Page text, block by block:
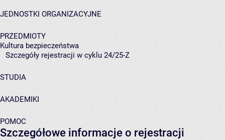
JEDNOSTKI ORGANIZACYJNE
PRZEDMIOTY
Kultura bezpieczeństwa
Szczegóły rejestracji w cyklu 24/25-Z
STUDIA
AKADEMIKI
POMOC
Szczegółowe informacje o rejestracji